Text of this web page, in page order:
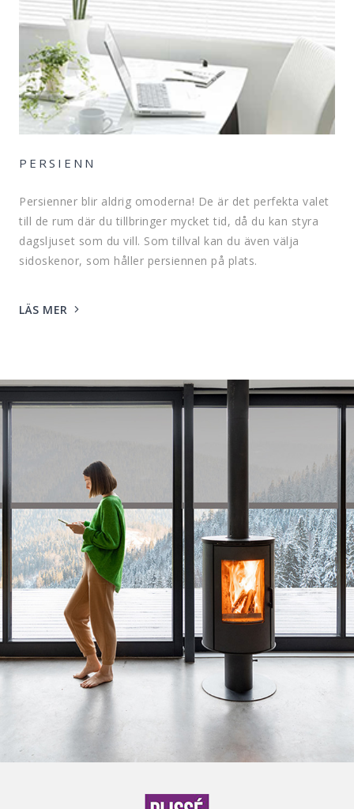
PERSIENN
Persienner blir aldrig omoderna! De är det perfekta valet
till de rum där du tillbringer mycket tid, då du kan styra
dagsljuset som du vill. Som tillval kan du även välja
sidoskenor, som håller persiennen på plats.
LÄS MER